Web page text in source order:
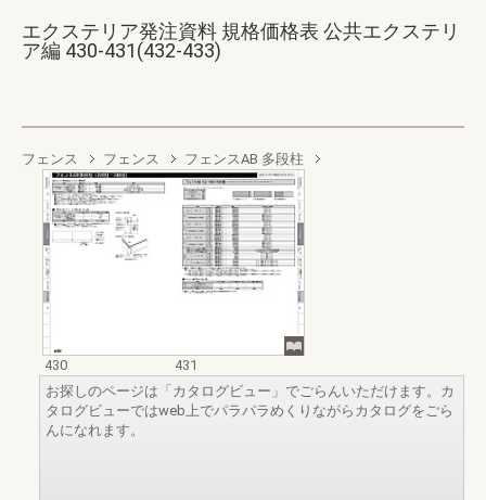
エクステリア発注資料 規格価格表 公共エクステリ
ア編 430-431(432-433)
フェンス フェンス フェンスAB 多段柱
430
431
お探しのページは「カタログビュー」でごらんいただけます。カ
タログビューではweb上でパラパラめくりながらカタログをごら
んになれます。